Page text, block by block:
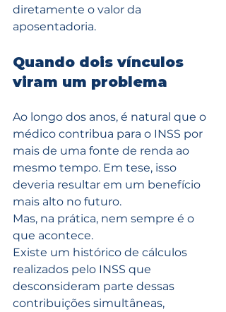
diretamente o valor da
aposentadoria.
Quando dois vínculos
viram um problema
Ao longo dos anos, é natural que o
médico contribua para o INSS por
mais de uma fonte de renda ao
mesmo tempo. Em tese, isso
deveria resultar em um benefício
mais alto no futuro.
Mas, na prática, nem sempre é o
que acontece.
Existe um histórico de cálculos
realizados pelo INSS que
desconsideram parte dessas
contribuições simultâneas,